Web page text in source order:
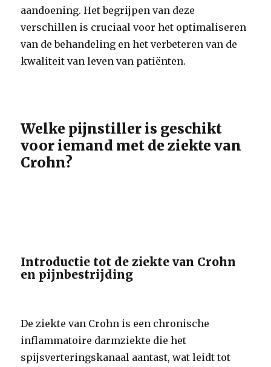
aandoening. Het begrijpen van deze
verschillen is cruciaal voor het optimaliseren
van de behandeling en het verbeteren van de
kwaliteit van leven van patiënten.
Welke pijnstiller is geschikt
voor iemand met de ziekte van
Crohn?
Introductie tot de ziekte van Crohn
en pijnbestrijding
De ziekte van Crohn is een chronische
inflammatoire darmziekte die het
spijsverteringskanaal aantast, wat leidt tot